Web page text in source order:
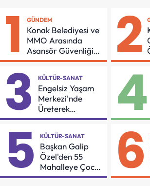
1 GÜNDEM
Konak Belediyesi ve
MMO Arasında
Asansör Güvenliği
İçin Önemli Protokol
2
3 KÜLTÜR-SANAT
Engelsiz Yaşam
Merkezi'nde
Üreterek
Güçleniyorlar
4
5 KÜLTÜR-SANAT
Başkan Galip
Özel'den 55
Mahalleye Çocuk
Şenliği
6